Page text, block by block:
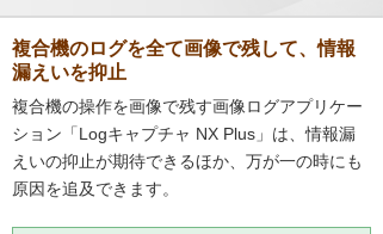
複合機のログを全て画像で残して、情報
漏えいを抑止
複合機の操作を画像で残す画像ログアプリケー
ション「Logキャプチャ NX Plus」は、情報漏
えいの抑止が期待できるほか、万が一の時にも
原因を追及できます。